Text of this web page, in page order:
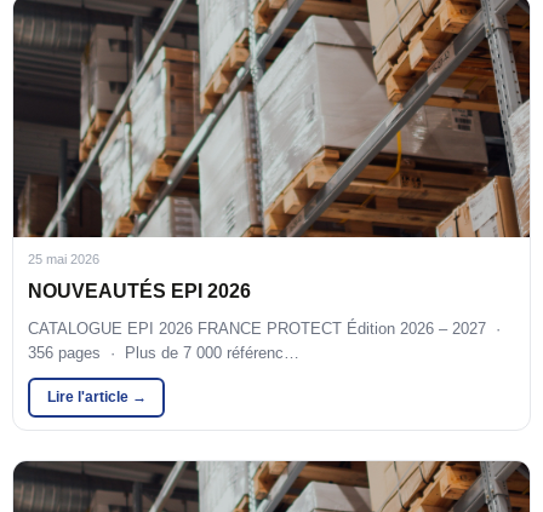
25 mai 2026
NOUVEAUTÉS EPI 2026
CATALOGUE EPI 2026 FRANCE PROTECT Édition 2026 – 2027 ·
356 pages · Plus de 7 000 référenc…
Lire l'article →